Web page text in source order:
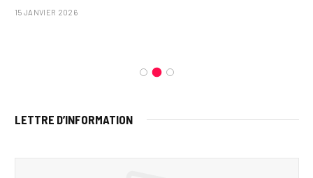
15 JANVIER 2026
LETTRE D’INFORMATION